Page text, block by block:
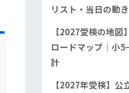
リスト・当日の動
【2027受検の地
ロードマップ｜小
計
【2027年受検】